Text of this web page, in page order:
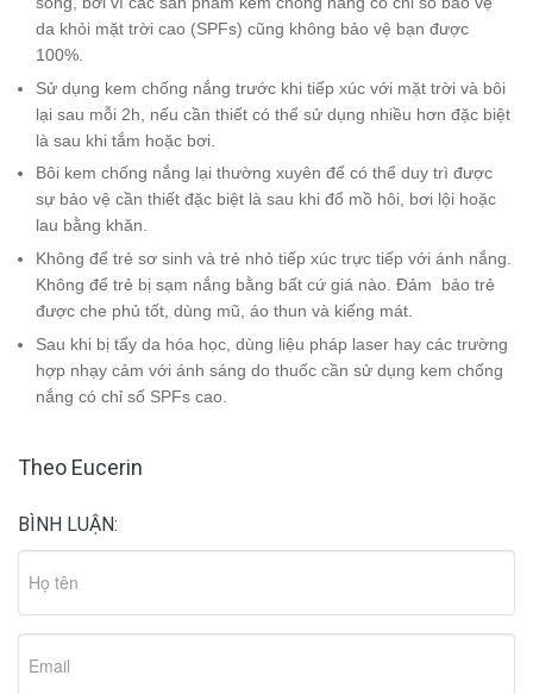
da khỏi mặt trời cao (SPFs) cũng không bảo vệ bạn được
100%.
Sử dụng kem chống nắng trước khi tiếp xúc với mặt trời và bôi
lại sau mỗi 2h, nếu cần thiết có thể sử dụng nhiều hơn đặc biệt
là sau khi tắm hoặc bơi.
Bôi kem chống nắng lại thường xuyên để có thể duy trì được
sự bảo vệ cần thiết đặc biệt là sau khi đổ mồ hôi, bơi lội hoặc
lau bằng khăn.
Không để trẻ sơ sinh và trẻ nhỏ tiếp xúc trực tiếp với ánh nắng.
Không để trẻ bị sạm nắng bằng bất cứ giá nào. Đảm bảo trẻ
được che phủ tốt, dùng mũ, áo thun và kiếng mát.
Sau khi bị tẩy da hóa học, dùng liệu pháp laser hay các trường
hợp nhạy cảm với ánh sáng do thuốc cần sử dụng kem chống
nắng có chỉ số SPFs cao.
Theo Eucerin
BÌNH LUẬN: